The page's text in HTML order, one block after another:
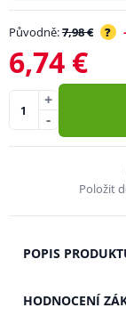
Původně:7,98 € ?
6,74 €
-
+
Položit
POPIS
HODNOCENÍ